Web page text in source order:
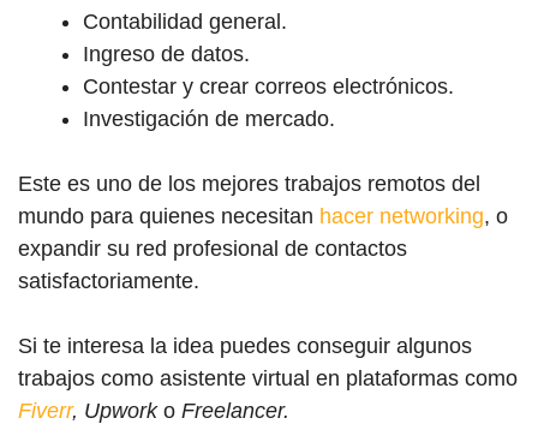
Contabilidad general.
Ingreso de datos.
Contestar y crear correos electrónicos.
Investigación de mercado.
Este es uno de los mejores trabajos remotos del
mundo para quienes necesitan hacer networking, o
expandir su red profesional de contactos
satisfactoriamente.
Si te interesa la idea puedes conseguir algunos
trabajos como asistente virtual en plataformas como
Fiverr, Upwork o Freelancer.